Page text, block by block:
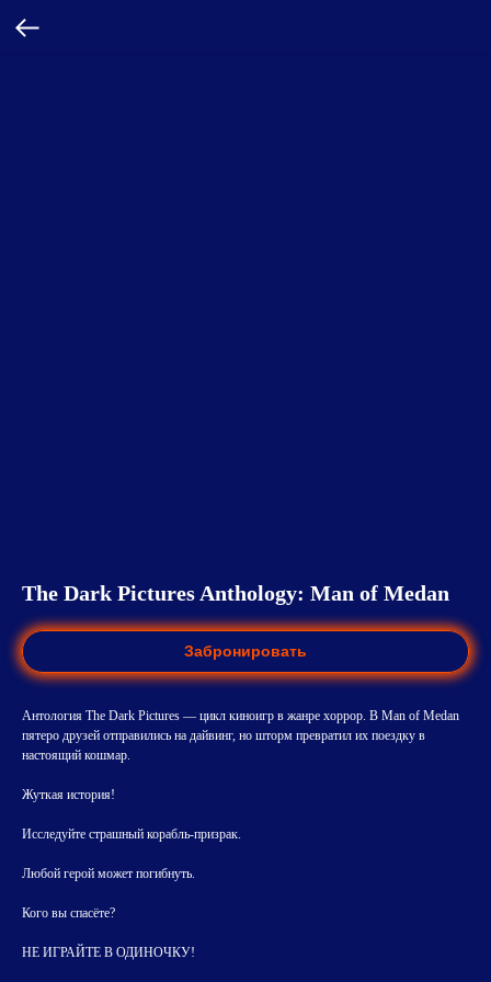
The Dark Pictures Anthology: Man of Medan
Забронировать
Антология The Dark Pictures — цикл киноигр в жанре хоррор. В Man of Medan
пятеро друзей отправились на дайвинг, но шторм превратил их поездку в
настоящий кошмар.
Жуткая история!
Исследуйте страшный корабль-призрак.
Любой герой может погибнуть.
Кого вы спасёте?
НЕ ИГРАЙТЕ В ОДИНОЧКУ!